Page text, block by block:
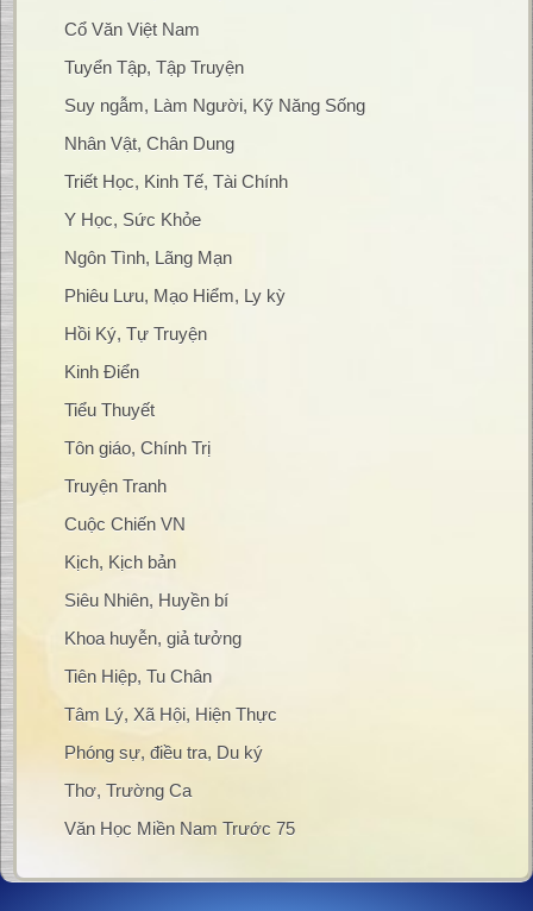
Cổ Văn Việt Nam
Tuyển Tập, Tập Truyện
Suy ngẫm, Làm Người, Kỹ Năng Sống
Nhân Vật, Chân Dung
Triết Học, Kinh Tế, Tài Chính
Y Học, Sức Khỏe
Ngôn Tình, Lãng Mạn
Phiêu Lưu, Mạo Hiểm, Ly kỳ
Hồi Ký, Tự Truyện
Kinh Điển
Tiểu Thuyết
Tôn giáo, Chính Trị
Truyện Tranh
Cuộc Chiến VN
Kịch, Kịch bản
Siêu Nhiên, Huyền bí
Khoa huyễn, giả tưởng
Tiên Hiệp, Tu Chân
Tâm Lý, Xã Hội, Hiện Thực
Phóng sự, điều tra, Du ký
Thơ, Trường Ca
Văn Học Miền Nam Trước 75